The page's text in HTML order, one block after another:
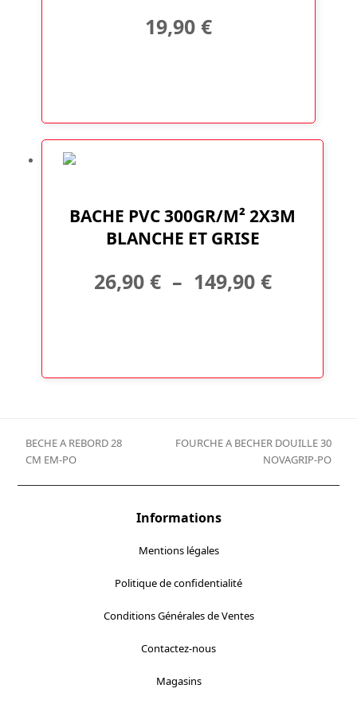
19,90 €
a
plusieurs
variations.
options
peuvent
page
BACHE PVC 300GR/M² 2X3M
BLANCHE ET GRISE
26,90 € – 149,90 €Plage
26,90 €
149,90 €
previous
BECHE A REBORD 28
CM EM-PO
FOURCHE A BECHER DOUILLE 30
NOVAGRIP-PO
Informations
Mentions légales
Politique de confidentialité
Conditions Générales de Ventes
Contactez-nous
Magasins